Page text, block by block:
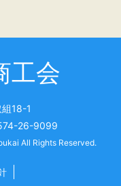
工会
18-1
26-9099
All Rights Reserved.